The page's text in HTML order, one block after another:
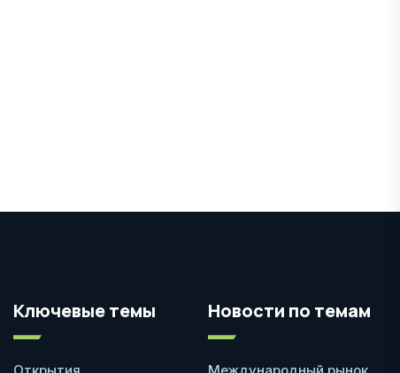
Ключевые темы Новости по темам